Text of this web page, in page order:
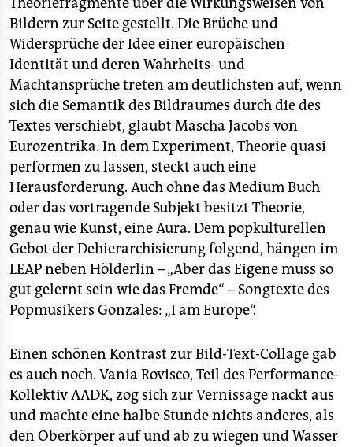
Bildern zur Seite gestellt. Die Brüche und
Widersprüche der Idee einer europäischen
Identität und deren Wahrheits- und
Machtansprüche treten am deutlichsten auf, wenn
sich die Semantik des Bildraumes durch die des
Textes verschiebt, glaubt Mascha Jacobs von
Eurozentrika. In dem Experiment, Theorie quasi
performen zu lassen, steckt auch eine
Herausforderung. Auch ohne das Medium Buch
oder das vortragende Subjekt besitzt Theorie,
genau wie Kunst, eine Aura. Dem popkulturellen
Gebot der Dehierarchisierung folgend, hängen im
LEAP neben Hölderlin – „Aber das Eigene muss so
gut gelernt sein wie das Fremde“ – Songtexte des
Popmusikers Gonzales: „I am Europe“.
Einen schönen Kontrast zur Bild-Text-Collage gab
es auch noch. Vania Rovisco, Teil des Performance-
Kollektiv AADK, zog sich zur Vernissage nackt aus
und machte eine halbe Stunde nichts anderes, als
den Oberkörper auf und ab zu wiegen und Wasser